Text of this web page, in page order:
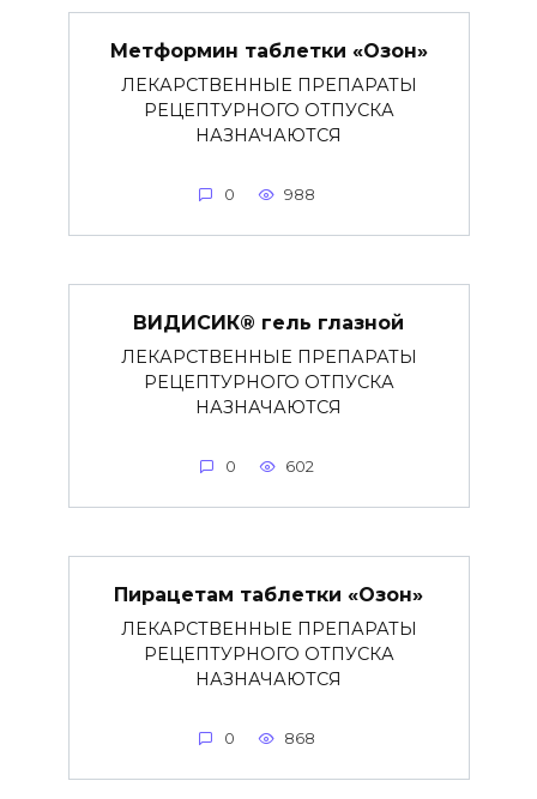
Метформин таблетки «Озон»
ЛЕКАРСТВЕННЫЕ ПРЕПАРАТЫ
РЕЦЕПТУРНОГО ОТПУСКА
НАЗНАЧАЮТСЯ
0 988
ВИДИСИК® гель глазной
ЛЕКАРСТВЕННЫЕ ПРЕПАРАТЫ
РЕЦЕПТУРНОГО ОТПУСКА
НАЗНАЧАЮТСЯ
0 602
Пирацетам таблетки «Озон»
ЛЕКАРСТВЕННЫЕ ПРЕПАРАТЫ
РЕЦЕПТУРНОГО ОТПУСКА
НАЗНАЧАЮТСЯ
0 868